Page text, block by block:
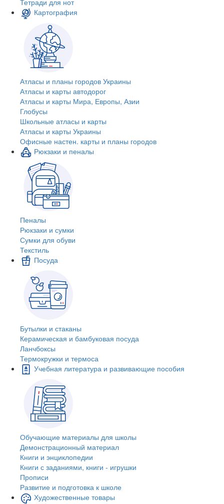
Тетради для нот
Картография
Атласы и планы городов Украины
Атласы и карты автодорог
Атласы и карты Мира, Европы, Азии
Глобусы
Школьные атласы и карты
Атласы и карты Украины
Офисные настен. карты и планы городов
Рюкзаки и пеналы
Пеналы
Рюкзаки и сумки
Сумки для обуви
Текстиль
Посуда
Бутылки и стаканы
Керамическая и бамбуковая посуда
Ланчбоксы
Термокружки и термоса
Учебная литература и развивающие пособия
Обучающие материалы для школы
Демонстрационный материал
Книги и энциклопедии
Книги с заданиями, книги - игрушки
Прописи
Развитие и подготовка к школе
Художественные товары